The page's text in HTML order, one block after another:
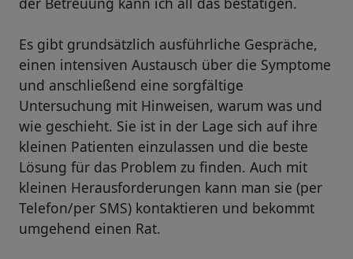
Es gibt grundsätzlich ausführliche Gespräche,
einen intensiven Austausch über die Symptome
und anschließend eine sorgfältige
Untersuchung mit Hinweisen, warum was und
wie geschieht. Sie ist in der Lage sich auf ihre
kleinen Patienten einzulassen und die beste
Lösung für das Problem zu finden. Auch mit
kleinen Herausforderungen kann man sie (per
Telefon/per SMS) kontaktieren und bekommt
umgehend einen Rat.